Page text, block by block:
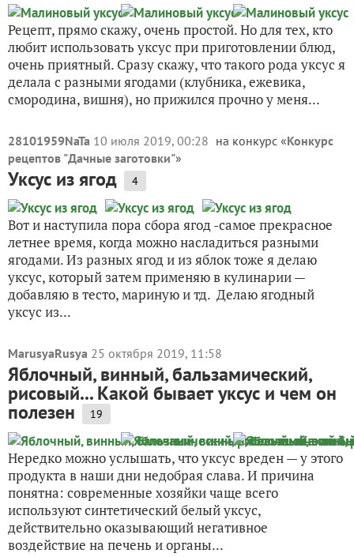
Рецепт, прямо скажу, очень простой. Но для тех, кто
любит использовать уксус при приготовлении блюд,
очень приятный. Сразу скажу, что такого рода уксус я
делала с разными ягодами (клубника, ежевика,
смородина, вишня), но прижился прочно у меня...
28101959NaTa 10 июля 2019, 00:28 на конкурс «Конкурс
рецептов "Дачные заготовки"»
Уксус из ягод 4
Вот и наступила пора сбора ягод -самое прекрасное
летнее время, когда можно насладиться разными
ягодами. Из разных ягод и из яблок тоже я делаю
уксус, который затем применяю в кулинарии —
добавляю в тесто, мариную и тд. Делаю ягодный
уксус из...
MarusyaRusya 25 октября 2019, 11:58
Яблочный, винный, бальзамический,
рисовый... Какой бывает уксус и чем он
полезен 19
Нередко можно услышать, что уксус вреден — у этого
продукта в наши дни недобрая слава. И причина
понятна: современные хозяйки чаще всего
используют синтетический белый уксус,
действительно оказывающий негативное
воздействие на печень и органы...